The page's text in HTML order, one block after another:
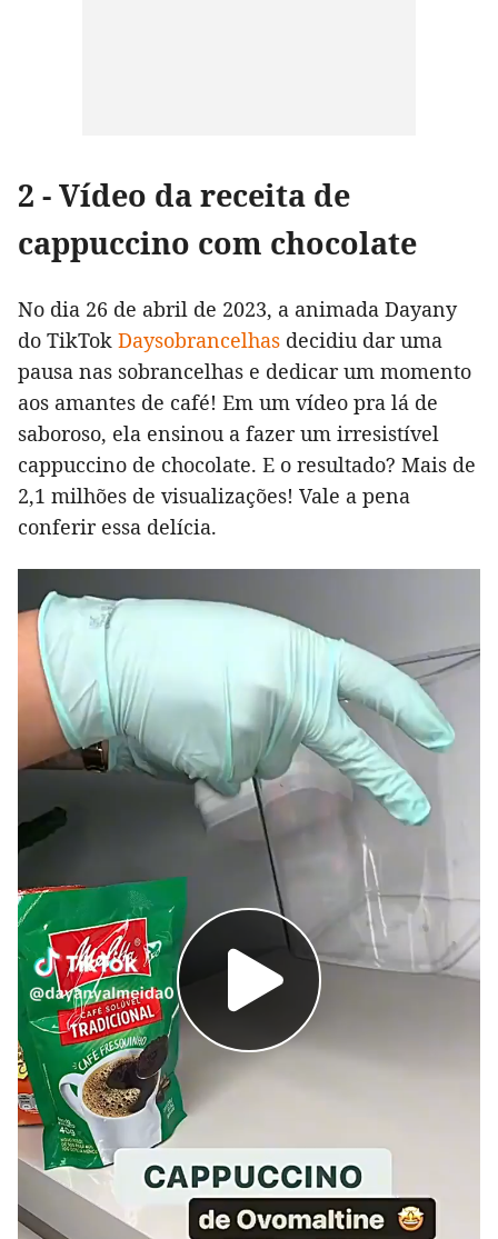
2 - Vídeo da receita de
cappuccino com chocolate
No dia 26 de abril de 2023, a animada Dayany
do TikTok Daysobrancelhas decidiu dar uma
pausa nas sobrancelhas e dedicar um momento
aos amantes de café! Em um vídeo pra lá de
saboroso, ela ensinou a fazer um irresistível
cappuccino de chocolate. E o resultado? Mais de
2,1 milhões de visualizações! Vale a pena
conferir essa delícia.